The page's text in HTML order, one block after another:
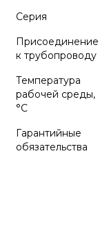
Серия
Присоединение
к трубопроводу
Температура
рабочей среды,
°С
Гарантийные
обязательства